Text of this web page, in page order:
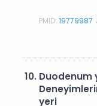
PMID:19779987
10. Duodenum
yeri